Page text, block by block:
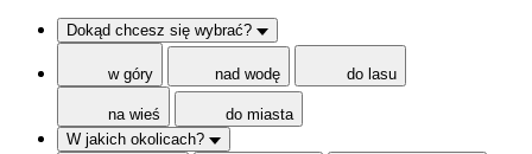
Dokąd chcesz się wybrać?
w góry nad wodę do lasu
na wieś
do miasta
W jakich okolicach?